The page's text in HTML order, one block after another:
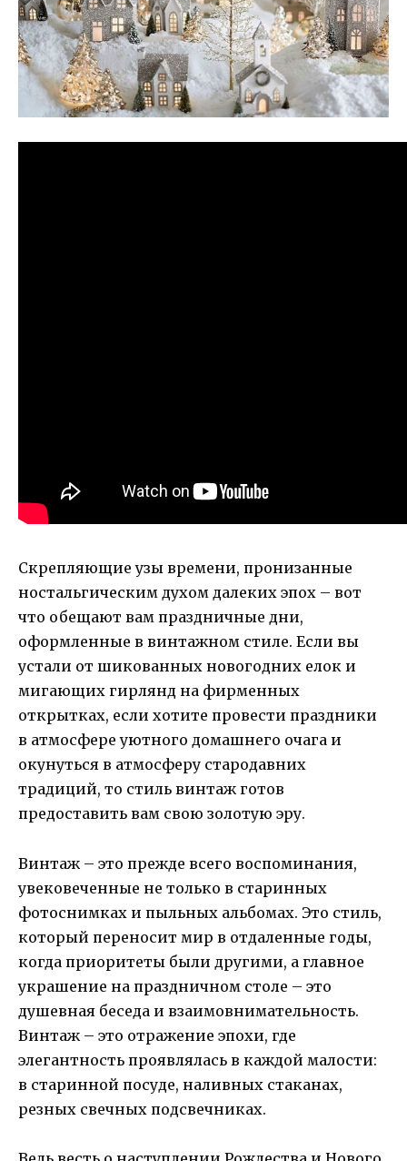
Скрепляющие узы времени, пронизанные
ностальгическим духом далеких эпох – вот
что обещают вам праздничные дни,
оформленные в винтажном стиле. Если вы
устали от шикованных новогодних елок и
мигающих гирлянд на фирменных
открытках, если хотите провести праздники
в атмосфере уютного домашнего очага и
окунуться в атмосферу стародавних
традиций, то стиль винтаж готов
предоставить вам свою золотую эру.
Винтаж – это прежде всего воспоминания,
увековеченные не только в старинных
фотоснимках и пыльных альбомах. Это стиль,
который переносит мир в отдаленные годы,
когда приоритеты были другими, а главное
украшение на праздничном столе – это
душевная беседа и взаимовнимательность.
Винтаж – это отражение эпохи, где
элегантность проявлялась в каждой малости:
в старинной посуде, наливных стаканах,
резных свечных подсвечниках.